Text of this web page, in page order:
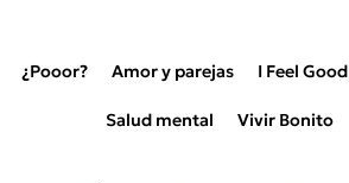
¿Pooor? Amor y parejas I Feel Good
Salud mental Vivir Bonito